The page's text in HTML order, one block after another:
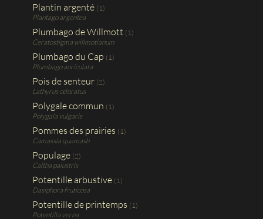
Plantin argenté (1)
Plantago argentea
Plumbago de Willmott (1)
Ceratostigma willmotianum
Plumbago du Cap (1)
Plumbago auriculata
Pois de senteur (2)
Lathyrus odoratus
Polygale commun (1)
Polygala vulgaris
Pommes des prairies (1)
Camassia quamash
Populage (2)
Caltha palustris
Potentille arbustive (1)
Dasiphora fruticosa
Potentille de printemps (1)
Potentilla verna